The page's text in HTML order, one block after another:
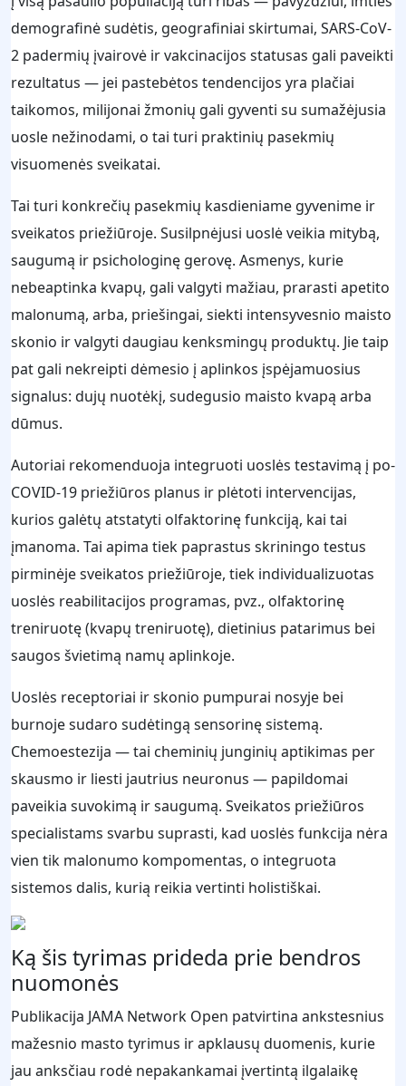
demografinė sudėtis, geografiniai skirtumai, SARS-CoV-
2 padermių įvairovė ir vakcinacijos statusas gali paveikti
rezultatus — jei pastebėtos tendencijos yra plačiai
taikomos, milijonai žmonių gali gyventi su sumažėjusia
uosle nežinodami, o tai turi praktinių pasekmių
visuomenės sveikatai.
Tai turi konkrečių pasekmių kasdieniame gyvenime ir
sveikatos priežiūroje. Susilpnėjusi uoslė veikia mitybą,
saugumą ir psichologinę gerovę. Asmenys, kurie
nebeaptinka kvapų, gali valgyti mažiau, prarasti apetito
malonumą, arba, priešingai, siekti intensyvesnio maisto
skonio ir valgyti daugiau kenksmingų produktų. Jie taip
pat gali nekreipti dėmesio į aplinkos įspėjamuosius
signalus: dujų nuotėkį, sudegusio maisto kvapą arba
dūmus.
Autoriai rekomenduoja integruoti uoslės testavimą į po-
COVID-19 priežiūros planus ir plėtoti intervencijas,
kurios galėtų atstatyti olfaktorinę funkciją, kai tai
įmanoma. Tai apima tiek paprastus skriningo testus
pirminėje sveikatos priežiūroje, tiek individualizuotas
uoslės reabilitacijos programas, pvz., olfaktorinę
treniruotę (kvapų treniruotę), dietinius patarimus bei
saugos švietimą namų aplinkoje.
Uoslės receptoriai ir skonio pumpurai nosyje bei
burnoje sudaro sudėtingą sensorinę sistemą.
Chemoestezija — tai cheminių junginių aptikimas per
skausmo ir liesti jautrius neuronus — papildomai
paveikia suvokimą ir saugumą. Sveikatos priežiūros
specialistams svarbu suprasti, kad uoslės funkcija nėra
vien tik malonumo kompomentas, o integruota
sistemos dalis, kurią reikia vertinti holistiškai.
Ką šis tyrimas prideda prie bendros
nuomonės
Publikacija JAMA Network Open patvirtina ankstesnius
mažesnio masto tyrimus ir apklausų duomenis, kurie
jau anksčiau rodė nepakankamai įvertintą ilgalaikę